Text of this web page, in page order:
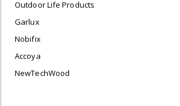
Outdoor Life Products
Garlux
Nobifix
Accoya
NewTechWood